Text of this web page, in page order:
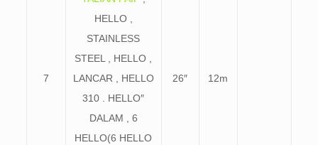
7
HELLO ,
STAINLESS
STEEL , HELLO ,
LANCAR , HELLO
310 . HELLO″
DALAM , 6
HELLO(6 HELLO
26″ 12m